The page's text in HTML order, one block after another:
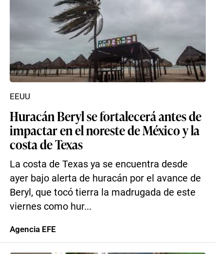
Huracán Beryl se fortalecerá antes de
impactar en el noreste de México y la
costa de Texas
La costa de Texas ya se encuentra desde
ayer bajo alerta de huracán por el avance de
Beryl, que tocó tierra la madrugada de este
viernes como hur...
EEUU
Agencia EFE